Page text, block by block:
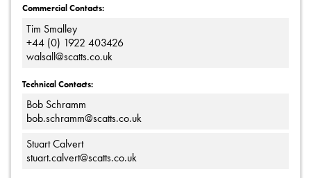
Commercial Contacts:
Tim Smalley
+44 (0) 1922 403426
walsall@scatts.co.uk
Technical Contacts:
Bob Schramm
bob.schramm@scatts.co.uk
Stuart Calvert
stuart.calvert@scatts.co.uk